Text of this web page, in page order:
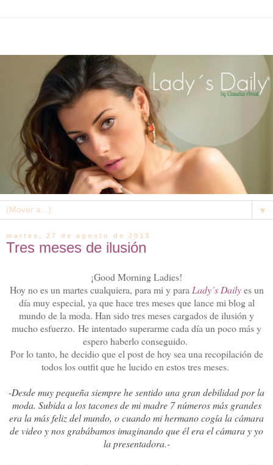
▼
martes, 27 de agosto de 2013
Tres meses de ilusión
¡Good Morning Ladies!
Hoy no es un martes cualquiera, para mi y paraLady´s Dailyes un
día muy especial, ya que hace tres meses que lance mi blog al
mundo de la moda. Han sido tres meses cargados de ilusión y
mucho esfuerzo. He intentado superarme cada día un poco más y
espero haberlo conseguido.
Por lo tanto, he decidio que el post de hoy sea una recopilación de
todos los outfit que he lucido en estos tres meses.
-Desde muy pequeña siempre he sentido una gran debilidad por la
moda. Subida a los tacones de mi madre 7 números más grandes
era la más feliz del mundo, o cuando mi hermano cogía la cámara
de video y nos grabábamos imaginando que él era el cámara y yo
la presentadora.-